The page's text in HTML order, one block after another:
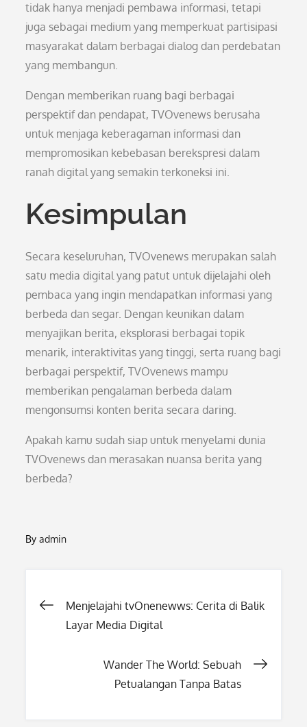
tidak hanya menjadi pembawa informasi, tetapi
juga sebagai medium yang memperkuat partisipasi
masyarakat dalam berbagai dialog dan perdebatan
yang membangun.
Dengan memberikan ruang bagi berbagai
perspektif dan pendapat, TVOvenews berusaha
untuk menjaga keberagaman informasi dan
mempromosikan kebebasan berekspresi dalam
ranah digital yang semakin terkoneksi ini.
Kesimpulan
Secara keseluruhan, TVOvenews merupakan salah
satu media digital yang patut untuk dijelajahi oleh
pembaca yang ingin mendapatkan informasi yang
berbeda dan segar. Dengan keunikan dalam
menyajikan berita, eksplorasi berbagai topik
menarik, interaktivitas yang tinggi, serta ruang bagi
berbagai perspektif, TVOvenews mampu
memberikan pengalaman berbeda dalam
mengonsumsi konten berita secara daring.
Apakah kamu sudah siap untuk menyelami dunia
TVOvenews dan merasakan nuansa berita yang
berbeda?
Byadmin
Post
Menjelajahi tvOnenewws: Cerita di Balik
Layar Media Digital
Wander The World: Sebuah
Petualangan Tanpa Batas